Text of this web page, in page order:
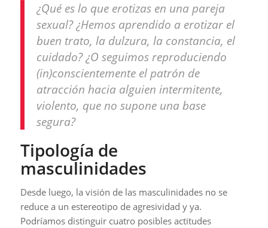
¿Qué es lo que erotizas en una pareja
sexual? ¿Hemos aprendido a erotizar el
buen trato, la dulzura, la constancia, el
cuidado? ¿O seguimos reproduciendo
(in)conscientemente el patrón de
atracción hacia alguien intermitente,
violento, que no supone una base
segura?
Tipología de
masculinidades
Desde luego, la visión de las masculinidades no se
reduce a un estereotipo de agresividad y ya.
Podríamos distinguir cuatro posibles actitudes